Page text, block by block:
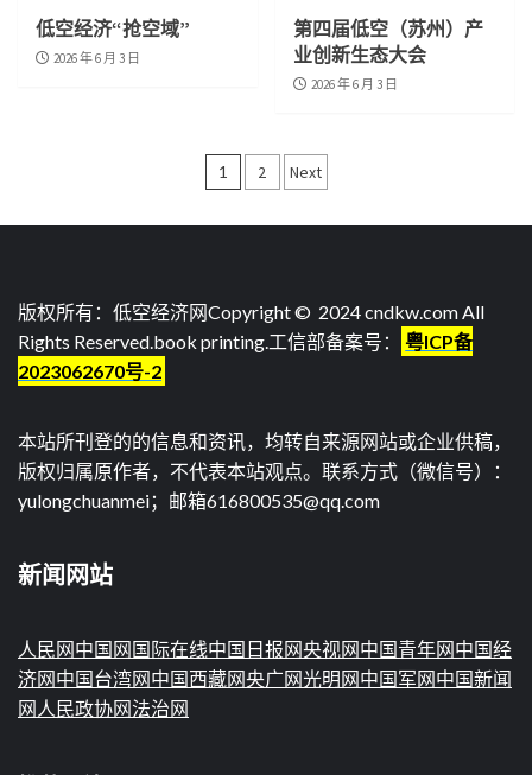
低空经济“抢空域”
2026 年 6 月 3 日
第四届低空（苏州）产
业创新生态大会
2026 年 6 月 3 日
文
1 2 Next
版权所有：低空经济网Copyright © 2024 cndkw.com All
Rights Reserved.book printing.工信部备案号：
粤ICP备
2023062670号-2
本站所刊登的的信息和资讯，均转自来源网站或企业供稿，
版权归属原作者，不代表本站观点。联系方式（微信号）：
yulongchuanmei；邮箱616800535@qq.com
新闻网站
人民网中国网 国际在线中国日报网央视网中国青年网中国经
济网中国台湾网中国西藏网央广网光明网中国军网中国新闻
网 人民政协网法治网